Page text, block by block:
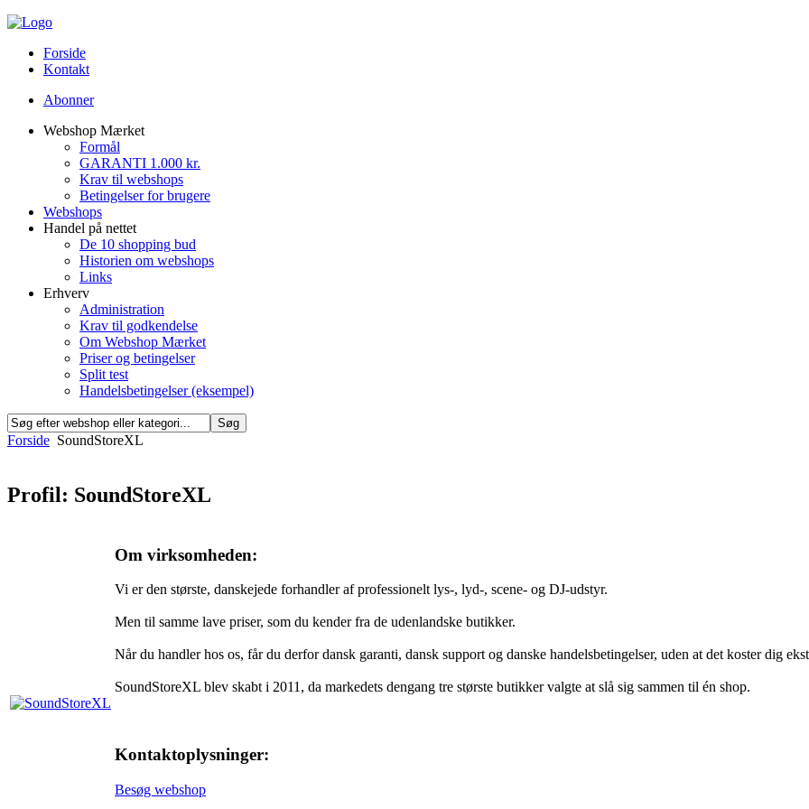
Forside
Kontakt
Abonner
Webshop Mærket
Formål
GARANTI 1.000 kr.
Krav til webshops
Betingelser for brugere
Webshops
Handel på nettet
De 10 shopping bud
Historien om webshops
Links
Erhverv
Administration
Krav til godkendelse
Om Webshop Mærket
Priser og betingelser
Split test
Handelsbetingelser (eksempel)
Forside SoundStoreXL
Profil: SoundStoreXL
Om virksomheden:
Vi er den største, danskejede forhandler af professionelt lys-, lyd-, scene- og DJ-udstyr.
Men til samme lave priser, som du kender fra de udenlandske butikker.
Når du handler hos os, får du derfor dansk garanti, dansk support og danske handelsbetingelser, uden at det koster dig
SoundStoreXL blev skabt i 2011, da markedets dengang tre største butikker valgte at slå sig sammen til én shop.
Kontaktoplysninger:
Besøg webshop